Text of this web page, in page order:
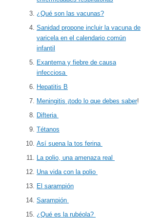
¿Qué son las vacunas?
Sanidad propone incluir la vacuna de
varicela en el calendario común
infantil
Exantema y fiebre de causa
infecciosa
Hepatitis B
Meningitis ¡todo lo que debes saber!
Difteria
Tétanos
Así suena la tos ferina
La polio, una amenaza real
Una vida con la polio
El sarampión
Sarampión
¿Qué es la rubéola?